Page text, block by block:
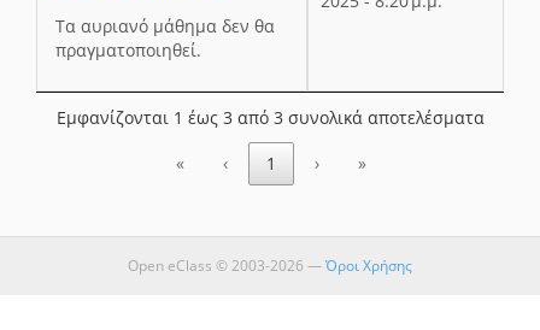
Τα αυριανό μάθημα δεν θα
πραγματοποιηθεί.
Εμφανίζονται 1 έως 3 από 3 συνολικά αποτελέσματα
« ‹ 1 › »
Open eClass © 2003-2026 —Όροι Χρήσης